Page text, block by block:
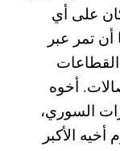
على أي
تمر عبر
أخوه
السوري،
الأكبر